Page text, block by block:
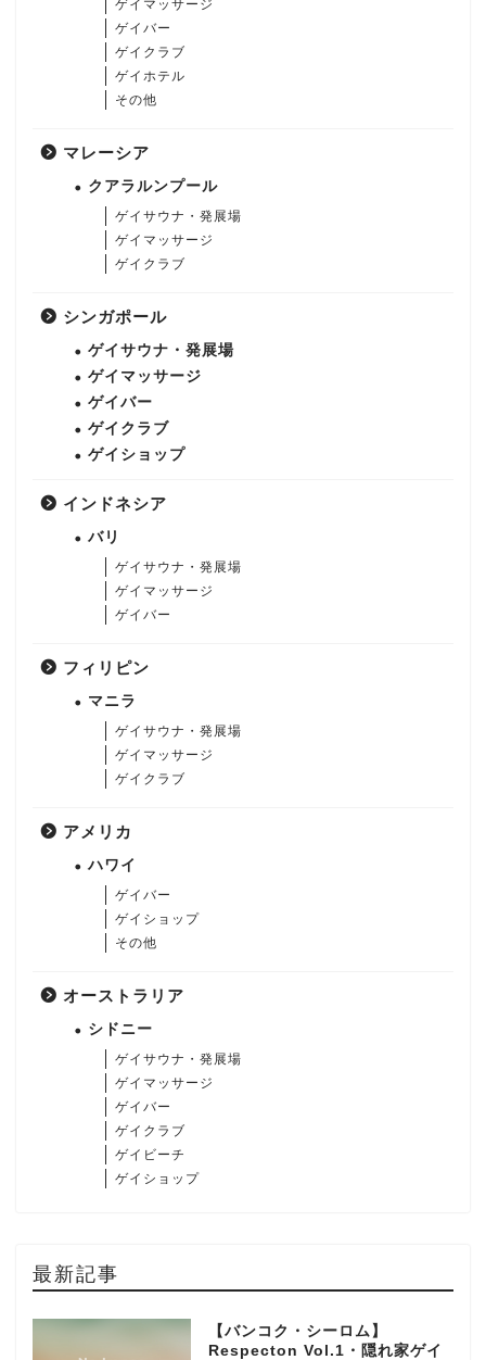
ゲイマッサージ
ゲイバー
ゲイクラブ
ゲイホテル
その他
マレーシア
クアラルンプール
ゲイサウナ・発展場
ゲイマッサージ
ゲイクラブ
シンガポール
ゲイサウナ・発展場
ゲイマッサージ
ゲイバー
ゲイクラブ
ゲイショップ
インドネシア
バリ
ゲイサウナ・発展場
ゲイマッサージ
ゲイバー
フィリピン
マニラ
ゲイサウナ・発展場
ゲイマッサージ
ゲイクラブ
アメリカ
ハワイ
ゲイバー
ゲイショップ
その他
オーストラリア
シドニー
ゲイサウナ・発展場
ゲイマッサージ
ゲイバー
ゲイクラブ
ゲイビーチ
ゲイショップ
最新記事
【バンコク・シーロム】
Respecton Vol.1・隠れ家ゲイ